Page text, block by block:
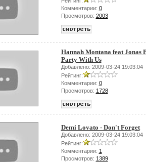
Комментарии: 0
Просмотров: 2003
Hannah Montana feat Jonas
Party With Us
Добавлено: 2009-03-24 19:03:04
Рейтинг:
Комментарии: 0
Просмотров: 1728
Demi Lovato - Don't Forget
Добавлено: 2009-03-24 19:03:04
Рейтинг:
Комментарии: 1
Просмотров: 1389